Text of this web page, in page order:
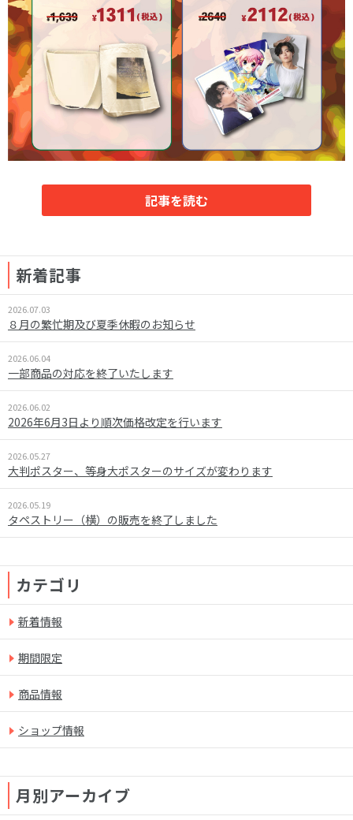
記事を読む
新着記事
2026.07.03
８月の繁忙期及び夏季休暇のお知らせ
2026.06.04
一部商品の対応を終了いたします
2026.06.02
2026年6月3日より順次価格改定を行います
2026.05.27
大判ポスター、等身大ポスターのサイズが変わります
2026.05.19
タペストリー（横）の販売を終了しました
カテゴリ
新着情報
期間限定
商品情報
ショップ情報
月別アーカイブ